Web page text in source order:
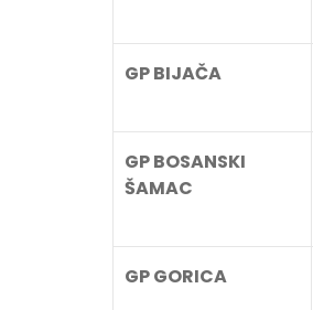
GP BIJAČA
GP BOSANSKI
ŠAMAC
GP GORICA